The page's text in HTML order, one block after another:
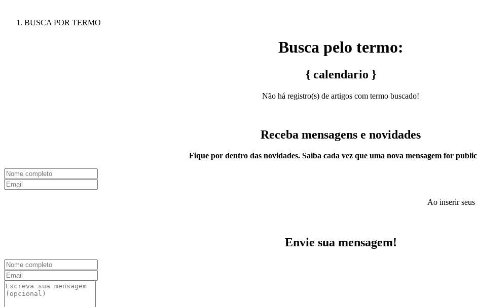
BUSCA POR TERMO
Busca pelo termo:
{ calendario }
Não há registro(s) de artigos com termo buscado!
Receba mensagens e novidades
Fique por dentro das novidades. Saiba cada vez que uma nova mensagem for
Ao inserir seus
Envie sua mensagem!